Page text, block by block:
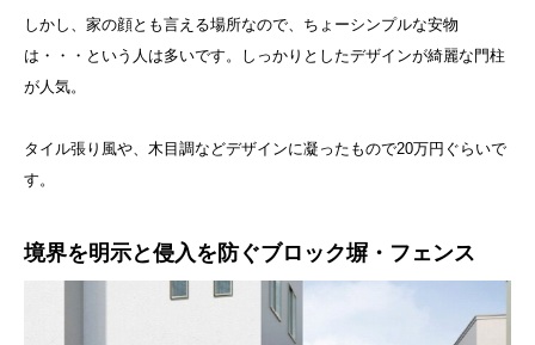
しかし、家の顔とも言える場所なので、ちょーシンプルな安物
は・・・という人は多いです。しっかりとしたデザインが綺麗な門柱
が人気。
タイル張り風や、木目調などデザインに凝ったもので20万円ぐらいで
す。
境界を明示と侵入を防ぐブロック塀・フェンス